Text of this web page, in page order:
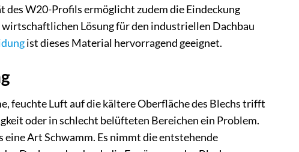
W20-Profils ermöglicht zudem die Eindeckung
Lösung für den industriellen Dachbau
ist dieses Material hervorragend geeignet.
feuchte Luft auf die kältere Oberfläche des Blechs trifft
oder in schlecht belüfteten Bereichen ein Problem.
Art Schwamm. Es nimmt die entstehende